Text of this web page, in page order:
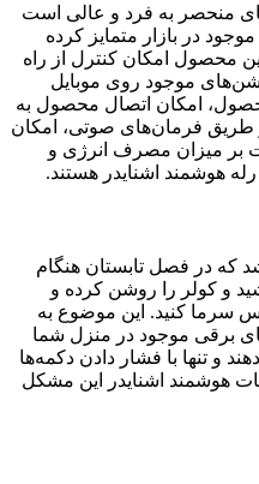
منحصر به فرد و عالی است
در بازار متمایز کرده
محصول امکان کنترل از راه
موجود روی موبایل
امکان اتصال محصول به
طریق فرمان‌های صوتی، امکان
بر میزان مصرف انرژی و
هوشمند اشنایدر هستند.
که در فصل تابستان هنگام
و کولر را روشن کرده و
سرما کنید. این موضوع به
برقی موجود در منزل شما
و تنها با فشار دادن دکمه‌ها
هوشمند اشنایدر این مشکل